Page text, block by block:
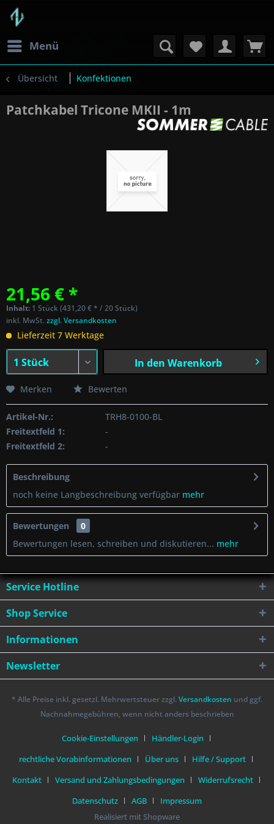
Menü
Übersicht Konfektionen
Patchkabel Tricone MKII - 1m
21,56 € *
Inhalt: 1 Stück (431,20 € * / 20 Stück)
inkl. MwSt.zzgl. Versandkosten
Lieferzeit 7 Werktage
In den Warenkorb
Merken Bewerten
Artikel-Nr.:
TRH8-0100-BL
Freitextfeld 1:
-
Freitextfeld 2:
-
Beschreibung
noch keine Langbeschreibung verfügbar mehr
Bewertungen
0
Bewertungen lesen, schreiben und diskutieren... mehr
Service Hotline
Shop Service
Informationen
Newsletter
* Alle Preise inkl. gesetzl. Mehrwertsteuer zzgl. Versandkosten und ggf.
Nachnahmegebühren, wenn nicht anders beschrieben
Cookie-Einstellungen
Händler-Login
rechtliche Vorabinformationen
Über uns
Hilfe / Support
Kontakt
Versand und Zahlungsbedingungen
Widerrufsrecht
Datenschutz
AGB
Impressum
Realisiert mit Shopware